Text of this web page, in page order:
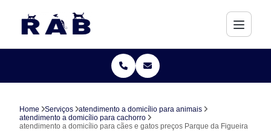
Home Serviços
atendimento a domicílio para animais
atendimento a domicílio para cachorro
atendimento a domicílio para cães e gatos preços Parque da Figueira